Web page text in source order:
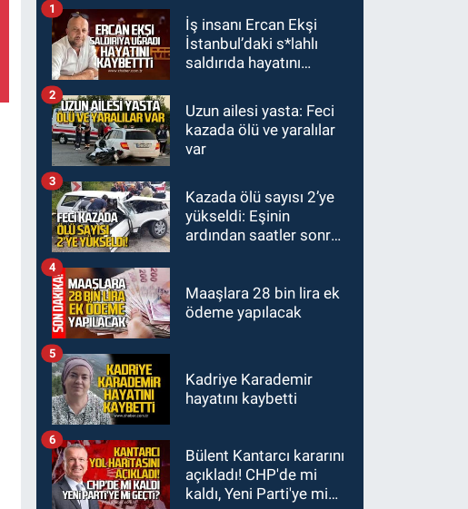
Hakan Yeşil ile ne
görüştü?
SPOR
17:45Kozlu
Belediyespor, Tezcan
kattı
Zonguldak
17:39Şampiyondan
GMİS'e teşekkür ziyareti
Zonguldak
13:39Abdulkadir
Özdemir görevinden
İş insanı Ercan Ekşi
İstanbul’daki s*lahlı
saldırıda hayatını
1
Uzun ailesi yasta: Feci
kazada ölü ve yaralılar
var
2
Kazada ölü sayısı 2’ye
yükseldi: Eşinin
ardından saatler sonra
3
Maaşlara 28 bin lira ek
ödeme yapılacak
4
Kadriye Karademir
hayatını kaybetti
5
Bülent Kantarcı kararını
açıkladı! CHP'de mi
kaldı, Yeni Parti'ye mi
6